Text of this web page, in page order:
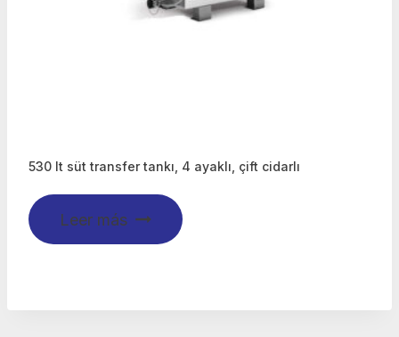
530 lt süt transfer tankı, 4 ayaklı, çift cidarlı
Leer más